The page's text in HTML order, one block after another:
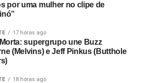
por uma mulher no clipe de
17 horas ago
supergrupo une Buzz
(Melvins) e Jeff Pinkus (Butthole
18 horas ago